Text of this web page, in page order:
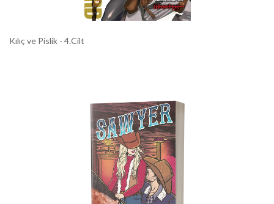
Kılıç ve Pislik - 4.Cilt